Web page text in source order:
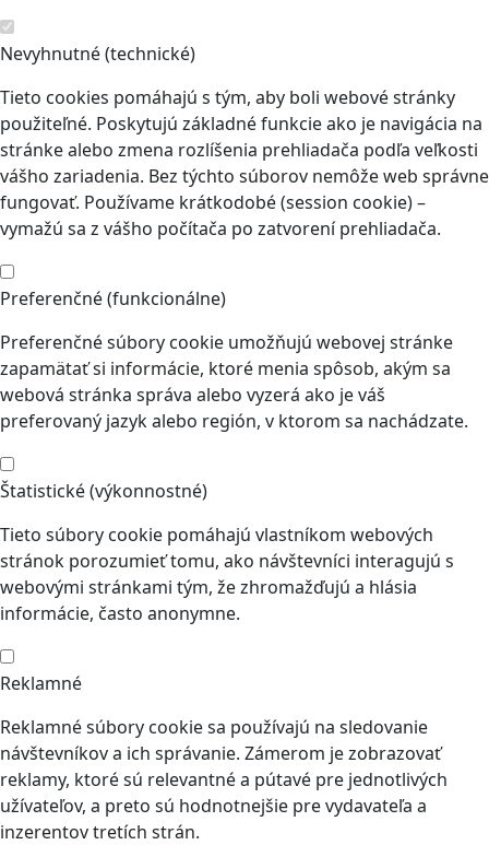
Nevyhnutné (technické)
Tieto cookies pomáhajú s tým, aby boli webové stránky
použiteľné. Poskytujú základné funkcie ako je navigácia na
stránke alebo zmena rozlíšenia prehliadača podľa veľkosti
vášho zariadenia. Bez týchto súborov nemôže web správne
fungovať. Používame krátkodobé (session cookie) –
vymažú sa z vášho počítača po zatvorení prehliadača.
Preferenčné (funkcionálne)
Preferenčné súbory cookie umožňujú webovej stránke
zapamätať si informácie, ktoré menia spôsob, akým sa
webová stránka správa alebo vyzerá ako je váš
preferovaný jazyk alebo región, v ktorom sa nachádzate.
Štatistické (výkonnostné)
Tieto súbory cookie pomáhajú vlastníkom webových
stránok porozumieť tomu, ako návštevníci interagujú s
webovými stránkami tým, že zhromažďujú a hlásia
informácie, často anonymne.
Reklamné
Reklamné súbory cookie sa používajú na sledovanie
návštevníkov a ich správanie. Zámerom je zobrazovať
reklamy, ktoré sú relevantné a pútavé pre jednotlivých
užívateľov, a preto sú hodnotnejšie pre vydavateľa a
inzerentov tretích strán.